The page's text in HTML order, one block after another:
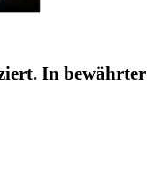
In bewährter